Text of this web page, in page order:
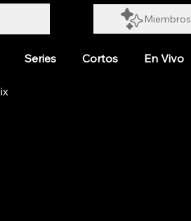
Miembros
Series Cortos En Vivo